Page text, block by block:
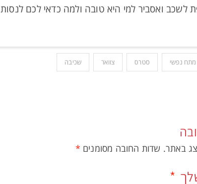
לשכב ואסביר למי היא טובה ולמה כדאי לכם
מתח נפשי סטרס צוואר שכיבה
באתר. שדות החובה מסומנים *
*